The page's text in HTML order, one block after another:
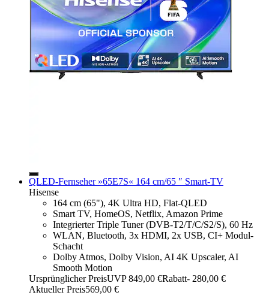
QLED-Fernseher »65E7S« 164 cm/65 ″ Smart-TV
Hisense
164 cm (65"), 4K Ultra HD, Flat-QLED
Smart TV, HomeOS, Netflix, Amazon Prime
Integrierter Triple Tuner (DVB-T2/T/C/S2/S), 60 Hz
WLAN, Bluetooth, 3x HDMI, 2x USB, CI+ Modul-
Schacht
Dolby Atmos, Dolby Vision, AI 4K Upscaler, AI
Smooth Motion
Ursprünglicher PreisUVP 849,00 €Rabatt- 280,00 €
Aktueller Preis569,00 €